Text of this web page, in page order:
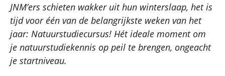
JNM’ers schieten wakker uit hun winterslaap, het is
tijd voor één van de belangrijkste weken van het
jaar: Natuurstudiecursus! Hét ideale moment om
je natuurstudiekennis op peil te brengen, ongeacht
je startniveau.